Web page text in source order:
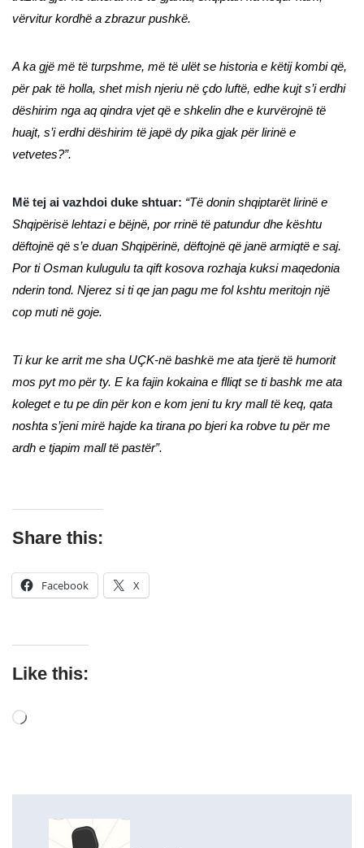
vërvitur kordhë a zbrazur pushkë.
A ka gjë më të turpshme, më të ulët se historia e këtij kombi që,
për pak të holla, shet mish njeriu në çdo luftë, edhe kujt s’i erdhi
dëshirim nga aq qindra vjet që e shkelin dhe e kurvërojnë të
huajt, s’i erdhi dëshirim të japë dy pika gjak për lirinë e
vetvetes?”.
Më tej ai vazhdoi duke shtuar: “Të donin shqiptarët lirinë e
Shqipërisë lehtazi e bëjnë, por rrinë të patundur dhe kështu
dëftojnë që s’e duan Shqipërinë, dëftojnë që janë armiqtë e saj.
Por ti Osman kulugulu ta qift kosova rozhaja kuksi maqedonia
nderin tond. Njerez si ti qe jan pagu me fol kshtu meritojn një
cop muti në goje.
Ti kur ke arrit me sha UÇK-në bashkë me ata tjerë të humorit
mos pyt mo për ty. E ka fajin kokaina e flliqt se ti bashk me ata
koleget e tu pe din për kon e kom jeni tu kry mall të keq, qata
noshta s’jeni mirë hajde ka tirana po bjeri ka robve tu për me
ardh e tjapim mall të pastër”.
Share this:
Facebook X
Like this: